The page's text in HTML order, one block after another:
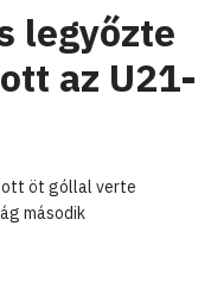
legyőzte
az U21-
öt góllal verte
második